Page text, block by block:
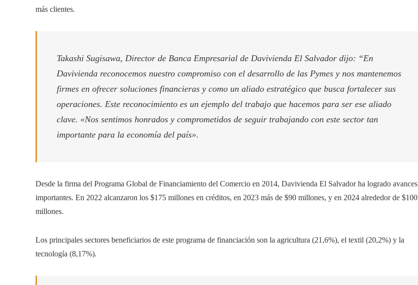
más clientes.
Takashi Sugisawa, Director de Banca Empresarial de Davivienda El Salvador dijo: “En
Davivienda reconocemos nuestro compromiso con el desarrollo de las Pymes y nos mantenemos
firmes en ofrecer soluciones financieras y como un aliado estratégico que busca fortalecer sus
operaciones. Este reconocimiento es un ejemplo del trabajo que hacemos para ser ese aliado
clave. «Nos sentimos honrados y comprometidos de seguir trabajando con este sector tan
importante para la economía del país».
Desde la firma del Programa Global de Financiamiento del Comercio en 2014, Davivienda El Salvador ha logrado avances
importantes. En 2022 alcanzaron los $175 millones en créditos, en 2023 más de $90 millones, y en 2024 alrededor de $100
millones.
Los principales sectores beneficiarios de este programa de financiación son la agricultura (21,6%), el textil (20,2%) y la
tecnología (8,17%).